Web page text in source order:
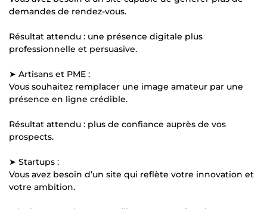
demandes de rendez-vous.
Résultat attendu : une présence digitale plus
professionnelle et persuasive.
➤ Artisans et PME :
Vous souhaitez remplacer une image amateur par une
présence en ligne crédible.
Résultat attendu : plus de confiance auprès de vos
prospects.
➤ Startups :
Vous avez besoin d’un site qui reflète votre innovation et
votre ambition.